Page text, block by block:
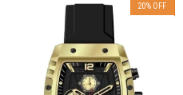
20% OFF